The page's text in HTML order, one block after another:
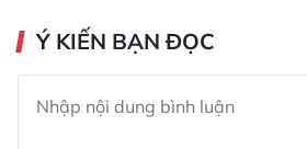
Ý KIẾN BẠN ĐỌC